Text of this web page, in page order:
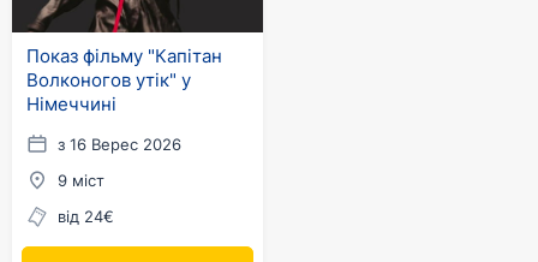
Показ фільму "Капітан
Волконогов утік" у
Німеччині
з 16 Верес 2026
9 міст
від 24€